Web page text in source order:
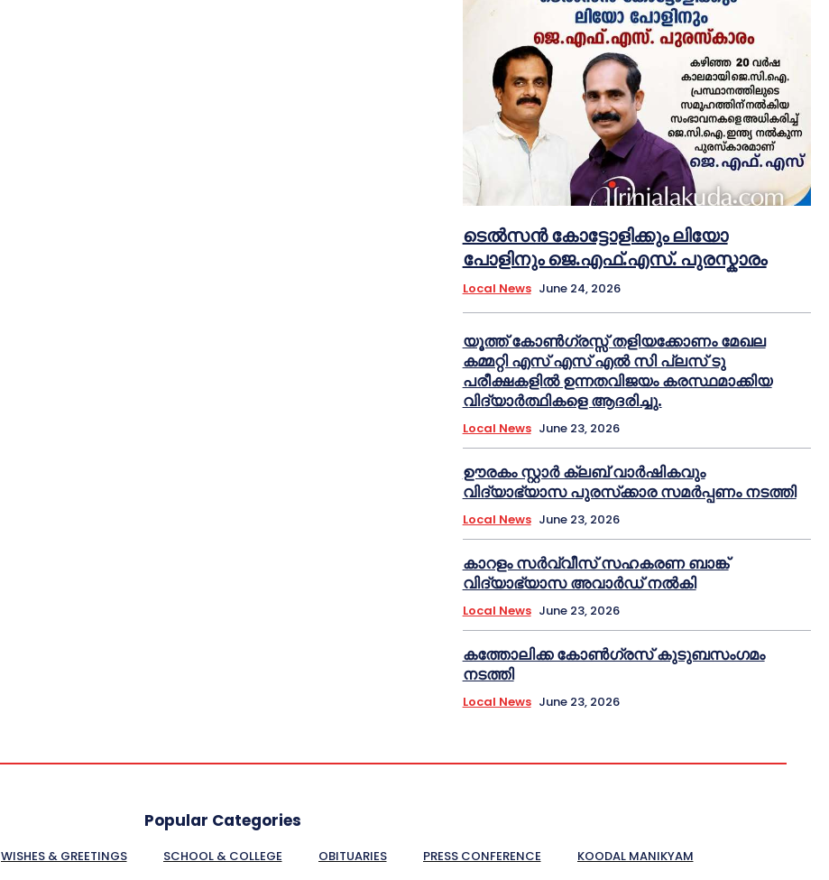
ടെൽസൻ കോട്ടോളിക്കും ലിയോ
പോളിനും ജെ.എഫ്.എസ്. പുരസ്കാരം
Local News June 24, 2026
യൂത്ത് കോൺഗ്രസ്സ് തളിയക്കോണം മേഖല
കമ്മറ്റി എസ് എസ് എൽ സി പ്ലസ് ടു
പരീക്ഷകളിൽ ഉന്നതവിജയം കരസ്ഥമാക്കിയ
വിദ്യാർത്ഥികളെ ആദരിച്ചു.
Local News June 23, 2026
ഊരകം സ്റ്റാർ ക്ലബ് വാർഷികവും
വിദ്യാഭ്യാസ പുരസ്‌ക്കാര സമർപ്പണം നടത്തി
Local News June 23, 2026
കാറളം സർവ്വീസ് സഹകരണ ബാങ്ക്
വിദ്യാഭ്യാസ അവാർഡ് നൽകി
Local News June 23, 2026
കത്തോലിക്ക കോൺഗ്രസ് കുടുബസംഗമം
നടത്തി
Local News June 23, 2026
Popular Categories
WISHES & GREETINGS SCHOOL & COLLEGE OBITUARIES PRESS CONFERENCE KOODAL MANIKYAM